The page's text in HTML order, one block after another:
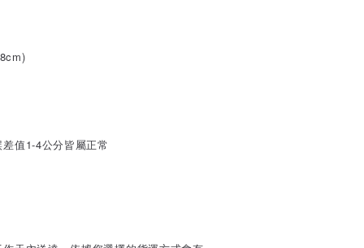
值1-4公分皆屬正常